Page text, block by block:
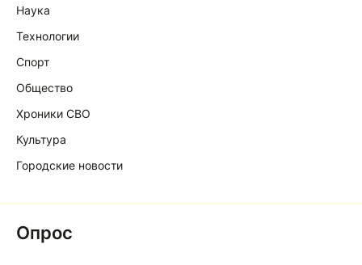
Наука
Технологии
Спорт
Общество
Хроники СВО
Культура
Городские новости
Опрос